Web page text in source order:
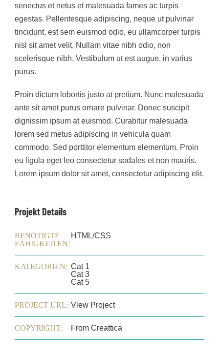
senectus et netus et malesuada fames ac turpis
egestas. Pellentesque adipiscing, neque ut pulvinar
tincidunt, est sem euismod odio, eu ullamcorper turpis
nisl sit amet velit. Nullam vitae nibh odio, non
scelerisque nibh. Vestibulum ut est augue, in varius
purus.
Proin dictum lobortis justo at pretium. Nunc malesuada
ante sit amet purus ornare pulvinar. Donec suscipit
dignissim ipsum at euismod. Curabitur malesuada
lorem sed metus adipiscing in vehicula quam
commodo. Sed porttitor elementum elementum. Proin
eu ligula eget leo consectetur sodales et non mauris.
Lorem ipsum dolor sit amet, consectetur adipiscing elit.
Projekt Details
BENÖTIGTE
FÄHIGKEITEN:
HTML/CSS
KATEGORIEN: Cat 1
Cat 3
Cat 5
PROJECT URL: View Project
COPYRIGHT: From Creattica